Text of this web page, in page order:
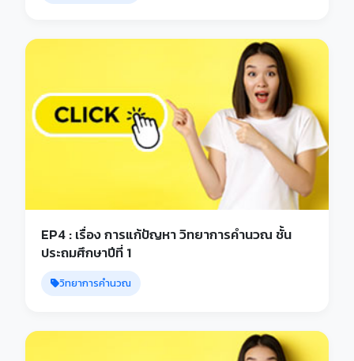
EP4 : เรื่อง การแก้ปัญหา วิทยาการคำนวณ ชั้น
ประถมศึกษาปีที่ 1
วิทยาการคำนวณ